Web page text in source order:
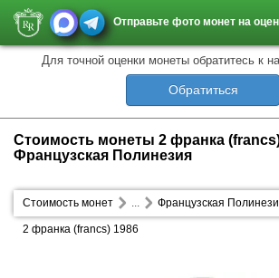
Отправьте фото монет на
Для точной оценки монеты обратитесь к
Обратиться
Стоимость монеты 2 франка (francs)
Французская Полинезия
Стоимость монет Французская
...
2 франка (francs) 1986